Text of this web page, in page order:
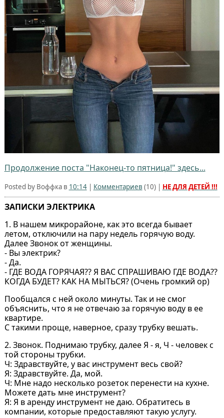
Продолжение поста "Наконец-то пятница!" здесь...
Posted by Воффка в 10:14| Комментариев (10) | НЕ ДЛЯ ДЕТЕЙ !!!
ЗАПИСКИ ЭЛЕКТРИКА
1. В нашем микрорайоне, как это всегда бывает
летом, отключили на пару недель горячую воду.
Далее Звонок от женщины.
- Вы электрик?
- Да.
- ГДЕ ВОДА ГОРЯЧАЯ?? Я ВАС СПРАШИВАЮ ГДЕ ВОДА??
КОГДА БУДЕТ? КАК НА МЫТЬСЯ? (Очень громкий ор)
Пообщался с ней около минуты. Так и не смог
объяснить, что я не отвечаю за горячую воду в ее
квартире.
С такими проще, наверное, сразу трубку вешать.
2. Звонок. Поднимаю трубку, далее Я - я, Ч - человек с
той стороны трубки.
Ч: Здравствуйте, у вас инструмент весь свой?
Я: Здравствуйте. Да, мой.
Ч: Мне надо несколько розеток перенести на кухне.
Можете дать мне инструмент?
Я: Я в аренду инструмент не даю. Обратитесь в
компании, которые предоставляют такую услугу.